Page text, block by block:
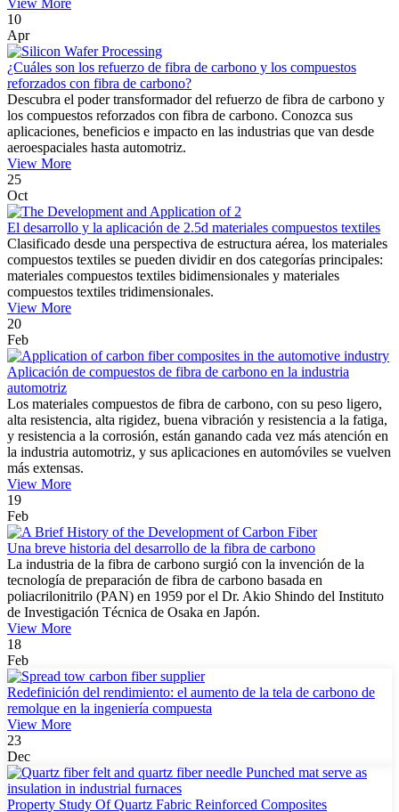
View More
10
Apr
¿Cuáles son los refuerzo de fibra de carbono y los compuestos
reforzados con fibra de carbono?
Descubra el poder transformador del refuerzo de fibra de carbono y
los compuestos reforzados con fibra de carbono. Conozca sus
aplicaciones, beneficios e impacto en las industrias que van desde
aeroespaciales hasta automotriz.
View More
25
Oct
El desarrollo y la aplicación de 2.5d materiales compuestos textiles
Clasificado desde una perspectiva de estructura aérea, los materiales
compuestos textiles se pueden dividir en dos categorías principales:
materiales compuestos textiles bidimensionales y materiales
compuestos textiles tridimensionales.
View More
20
Feb
Aplicación de compuestos de fibra de carbono en la industria
automotriz
Los materiales compuestos de fibra de carbono, con su peso ligero,
alta resistencia, alta rigidez, buena vibración y resistencia a la fatiga,
y resistencia a la corrosión, están ganando cada vez más atención en
la industria automotriz, y sus aplicaciones en automóviles se vuelven
más extensas.
View More
19
Feb
Una breve historia del desarrollo de la fibra de carbono
La industria de la fibra de carbono surgió con la invención de la
tecnología de preparación de fibra de carbono basada en
poliacrilonitrilo (PAN) en 1959 por el Dr. Akio Shindo del Instituto
de Investigación Técnica de Osaka en Japón.
View More
18
Feb
Redefinición del rendimiento: el aumento de la tela de carbono de
remolque en la ingeniería compuesta
View More
23
Dec
Property Study Of Quartz Fabric Reinforced Composites